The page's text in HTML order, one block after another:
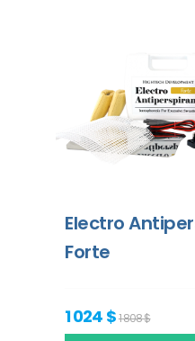
Electro
Forte
1 024 $1 808 $